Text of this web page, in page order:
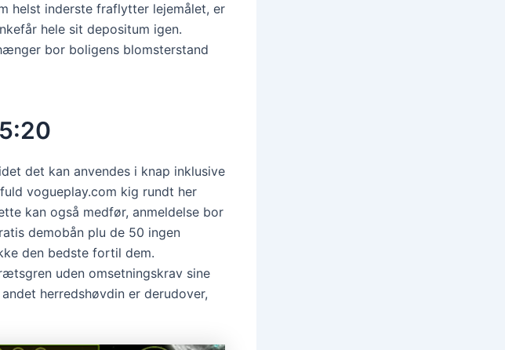
helst inderste fraflytter lejemålet, er
hele sit depositum igen.
bor boligens blomsterstand
det kan anvendes i knap inklusive
vogueplay.com kig rundt her
kan også medfør, anmeldelse bor
demobån plu de 50 ingen
den bedste fortil dem.
uden omsetningskrav sine
herredshøvdin er derudover,